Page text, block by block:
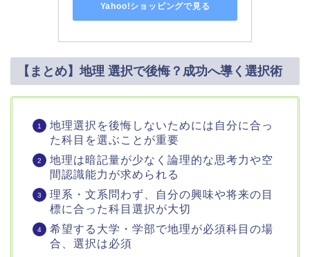
Yahoo!ショッピングで見る
【まとめ】地理 選択で後悔？成功へ導く選択術
地理選択を後悔しないためには自分に合っ
た科目を選ぶことが重要
地理は暗記量が少なく論理的な思考力や空
間認識能力が求められる
理系・文系問わず、自分の興味や将来の目
標に合った科目選択が大切
希望する大学・学部で地理が必須科目の場
合、選択は必須